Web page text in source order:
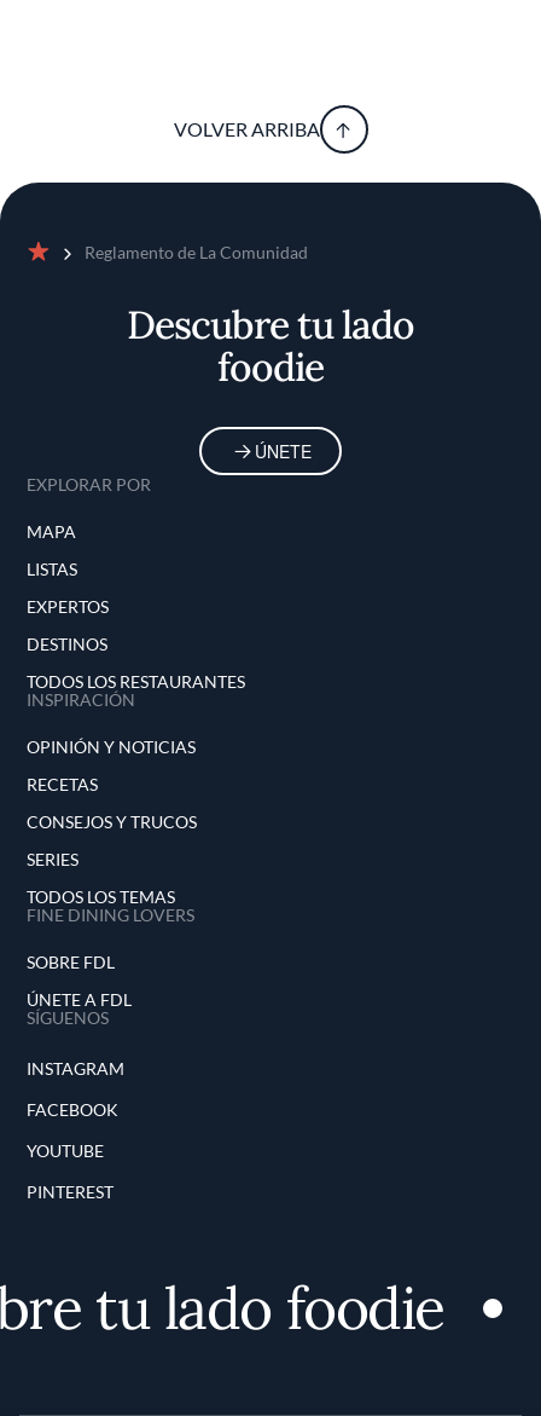
VOLVER ARRIBA
Reglamento de La Comunidad
Descubre tu lado
foodie
ÚNETE
EXPLORAR POR
MAPA
LISTAS
EXPERTOS
DESTINOS
TODOS LOS RESTAURANTES
INSPIRACIÓN
OPINIÓN Y NOTICIAS
RECETAS
CONSEJOS Y TRUCOS
SERIES
TODOS LOS TEMAS
FINE DINING LOVERS
SOBRE FDL
ÚNETE A FDL
SÍGUENOS
INSTAGRAM
FACEBOOK
YOUTUBE
PINTEREST
tu lado foodie